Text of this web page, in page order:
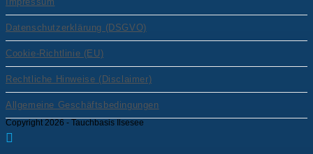
Datenschutzerklärung (DSGVO)
Cookie-Richtlinie (EU)
Rechtliche Hinweise (Disclaimer)
Allgemeine Geschäftsbedingungen
Copyright 2026 - Tauchbasis Ilsesee